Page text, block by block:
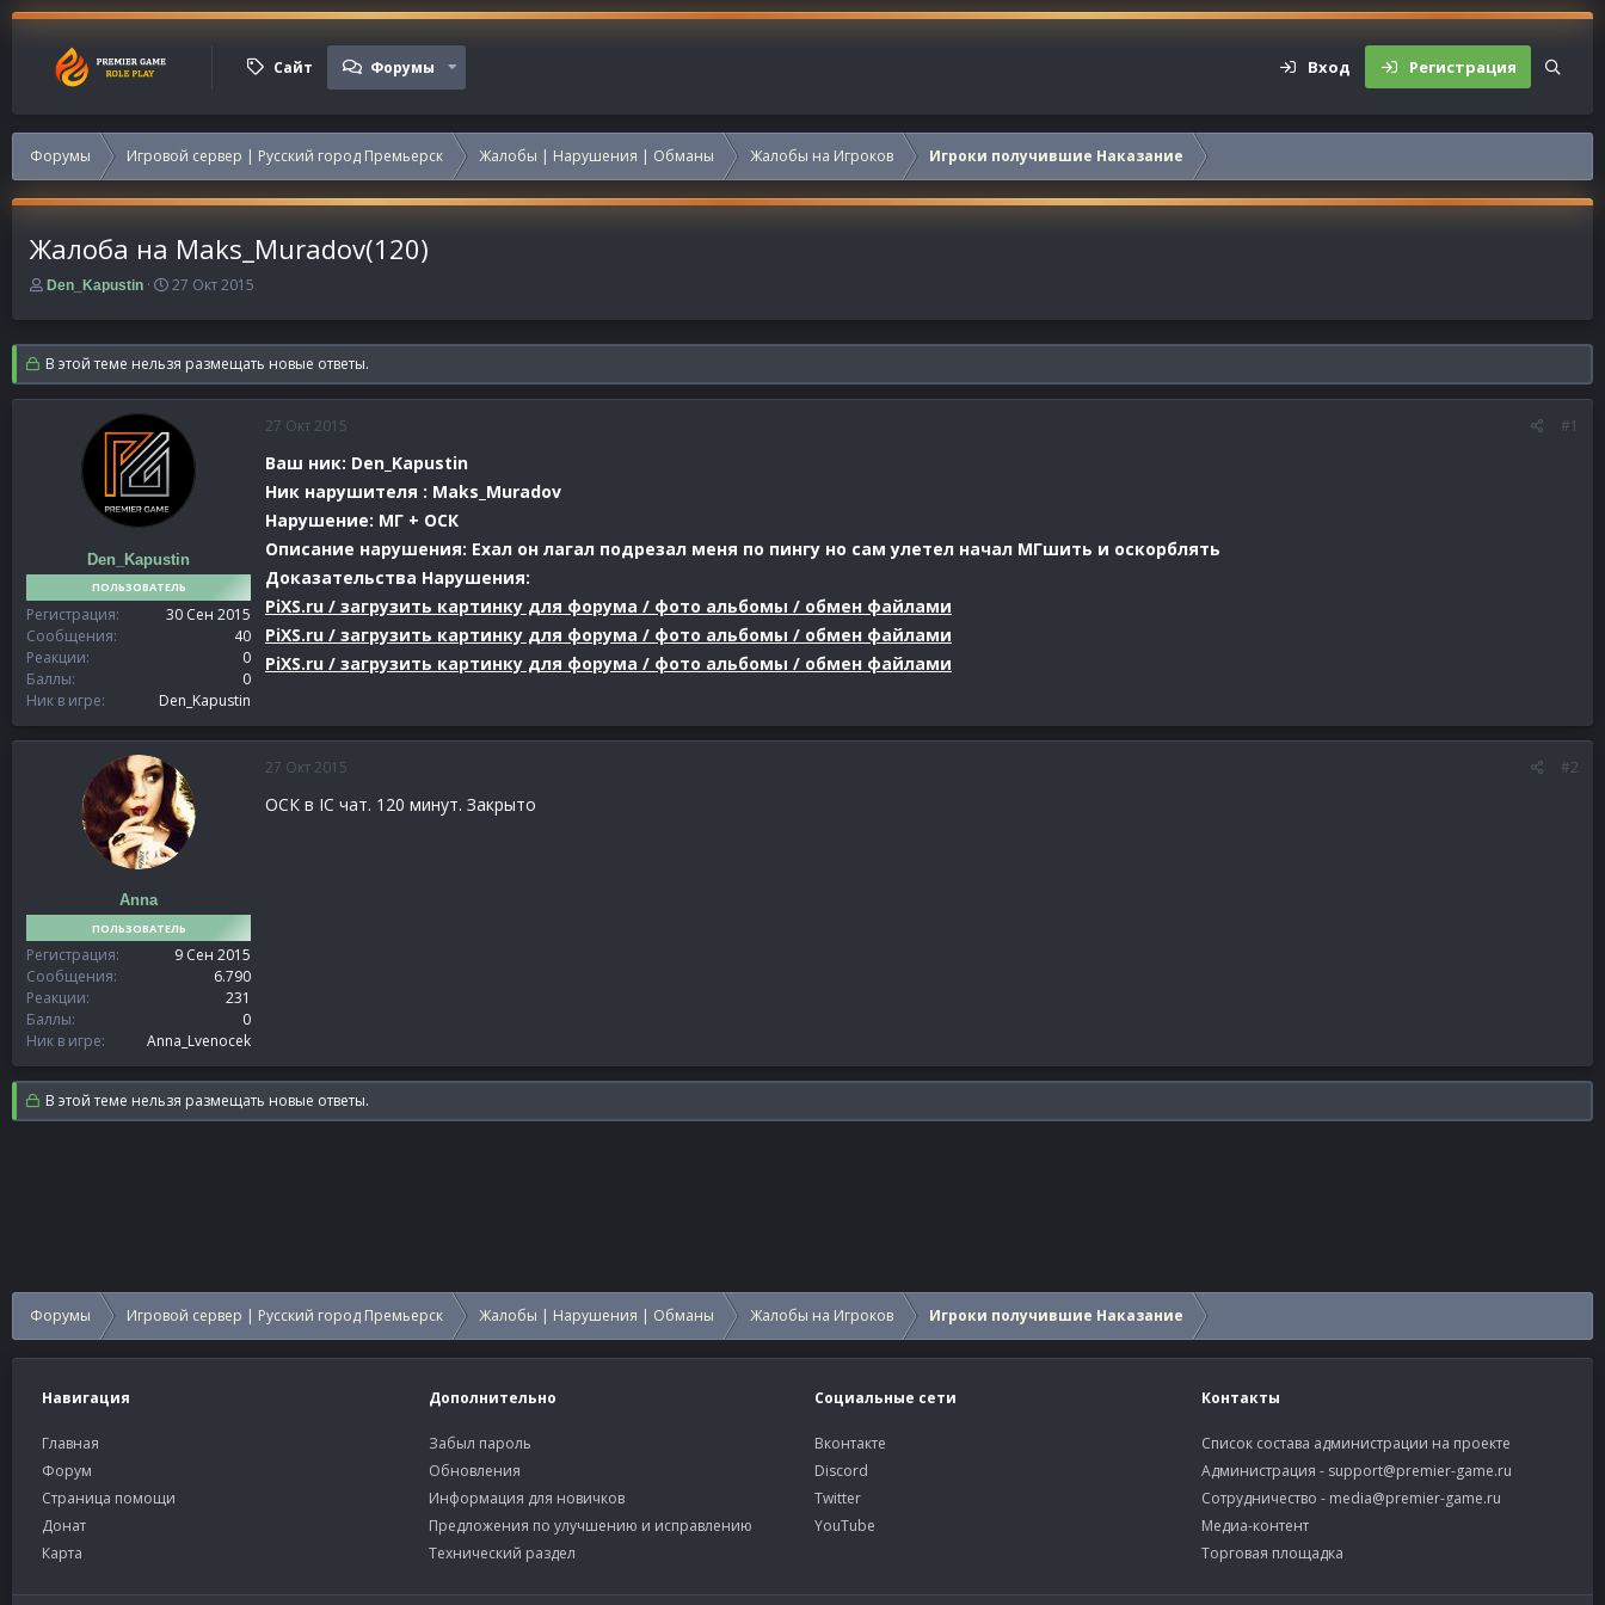
Сайт Форумы Вход Регистрация
Форумы Игровой сервер | Русский город Премьерск Жалобы | Нарушения | Обманы Жалобы на Игроков Игроки получившие Наказание
Жалоба на Maks_Muradov(120)
А
т
о
р
т
Den_Kapustin
Д
т
а
н
а
а
27 Окт 2015
В этой теме нельзя размещать новые ответы.
Den_Kapustin
ПОЛЬЗОВАТЕЛЬ
Регистрация
30 Сен 2015
Сообщения
40
Реакции
0
Баллы
0
Ник в игре
Den_Kapustin
27 Окт 2015 #1
Ваш ник: Den_Kapustin
Ник нарушителя : Maks_Muradov
Нарушение: МГ + ОСК
Описание нарушения: Ехал он лагал подрезал меня по пингу но сам улетел начал МГшить и оскорблять
Доказательства Нарушения:
PiXS.ru / загрузить картинку для форума / фото альбомы / обмен файлами
PiXS.ru / загрузить картинку для форума / фото альбомы / обмен файлами
PiXS.ru / загрузить картинку для форума / фото альбомы / обмен файлами
Anna
ПОЛЬЗОВАТЕЛЬ
Регистрация
9 Сен 2015
Сообщения
6.790
Реакции
231
Баллы
0
Ник в игре
Anna_Lvenocek
27 Окт 2015 #2
ОСК в IC чат. 120 минут. Закрыто
В этой теме нельзя размещать новые ответы.
Форумы Игровой сервер | Русский город Премьерск Жалобы | Нарушения | Обманы Жалобы на Игроков Игроки получившие Наказание
Навигация
Главная
Форум
Страница помощи
Донат
Карта
Дополнительно
Забыл пароль
Обновления
Информация для новичков
Предложения по улучшению и исправлению
Технический раздел
Социальные сети
Вконтакте
Discord
Twitter
YouTube
Контакты
Список состава администрации на проекте
Администрация - support@premier-game.ru
Сотрудничество - media@premier-game.ru
Медиа-контент
Торговая площадка